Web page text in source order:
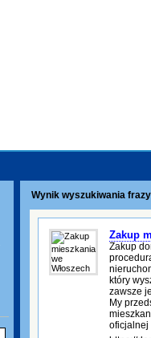
Wynik wyszukiwania
Zakup
Zakup
który
zawsze
My
oficjalnej